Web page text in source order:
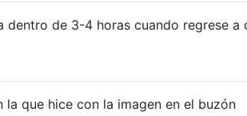
dentro de 3-4 horas cuando regrese a
que hice con la imagen en el buzón